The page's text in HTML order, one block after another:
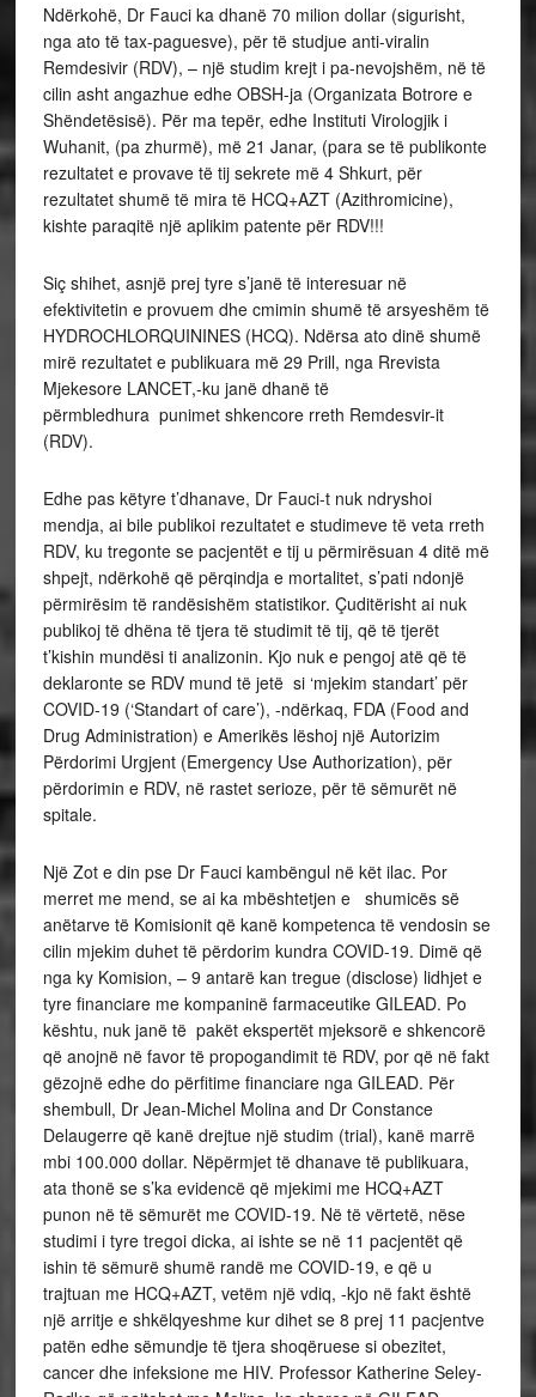
Ndërkohë, Dr Fauci ka dhanë 70 milion dollar (sigurisht,
nga ato të tax-paguesve), për të studjue anti-viralin
Remdesivir (RDV), – një studim krejt i pa-nevojshëm, në të
cilin asht angazhue edhe OBSH-ja (Organizata Botrore e
Shëndetësisë). Për ma tepër, edhe Instituti Virologjik i
Wuhanit, (pa zhurmë), më 21 Janar, (para se të publikonte
rezultatet e provave të tij sekrete më 4 Shkurt, për
rezultatet shumë të mira të HCQ+AZT (Azithromicine),
kishte paraqitë një aplikim patente për RDV!!!
Siç shihet, asnjë prej tyre s’janë të interesuar në
efektivitetin e provuem dhe cmimin shumë të arsyeshëm të
HYDROCHLORQUININES (HCQ). Ndërsa ato dinë shumë
mirë rezultatet e publikuara më 29 Prill, nga Rrevista
Mjekesore LANCET,-ku janë dhanë të
përmbledhura punimet shkencore rreth Remdesvir-it
(RDV).
Edhe pas këtyre t’dhanave, Dr Fauci-t nuk ndryshoi
mendja, ai bile publikoi rezultatet e studimeve të veta rreth
RDV, ku tregonte se pacjentët e tij u përmirësuan 4 ditë më
shpejt, ndërkohë që përqindja e mortalitet, s’pati ndonjë
përmirësim të randësishëm statistikor. Çuditërisht ai nuk
publikoj të dhëna të tjera të studimit të tij, që të tjerët
t’kishin mundësi ti analizonin. Kjo nuk e pengoj atë që të
deklaronte se RDV mund të jetë si ‘mjekim standart’ për
COVID-19 (‘Standart of care’), -ndërkaq, FDA (Food and
Drug Administration) e Amerikës lëshoj një Autorizim
Përdorimi Urgjent (Emergency Use Authorization), për
përdorimin e RDV, në rastet serioze, për të sëmurët në
spitale.
Një Zot e din pse Dr Fauci kambëngul në kët ilac. Por
merret me mend, se ai ka mbështetjen e shumicës së
anëtarve të Komisionit që kanë kompetenca të vendosin se
cilin mjekim duhet të përdorim kundra COVID-19. Dimë që
nga ky Komision, – 9 antarë kan tregue (disclose) lidhjet e
tyre financiare me kompaninë farmaceutike GILEAD. Po
kështu, nuk janë të pakët ekspertët mjeksorë e shkencorë
që anojnë në favor të propogandimit të RDV, por që në fakt
gëzojnë edhe do përfitime financiare nga GILEAD. Për
shembull, Dr Jean-Michel Molina and Dr Constance
Delaugerre që kanë drejtue një studim (trial), kanë marrë
mbi 100.000 dollar. Nëpërmjet të dhanave të publikuara,
ata thonë se s’ka evidencë që mjekimi me HCQ+AZT
punon në të sëmurët me COVID-19. Në të vërtetë, nëse
studimi i tyre tregoi dicka, ai ishte se në 11 pacjentët që
ishin të sëmurë shumë randë me COVID-19, e që u
trajtuan me HCQ+AZT, vetëm një vdiq, -kjo në fakt është
një arritje e shkëlqyeshme kur dihet se 8 prej 11 pacjentve
patën edhe sëmundje të tjera shoqëruese si obezitet,
cancer dhe infeksione me HIV. Professor Katherine Seley-